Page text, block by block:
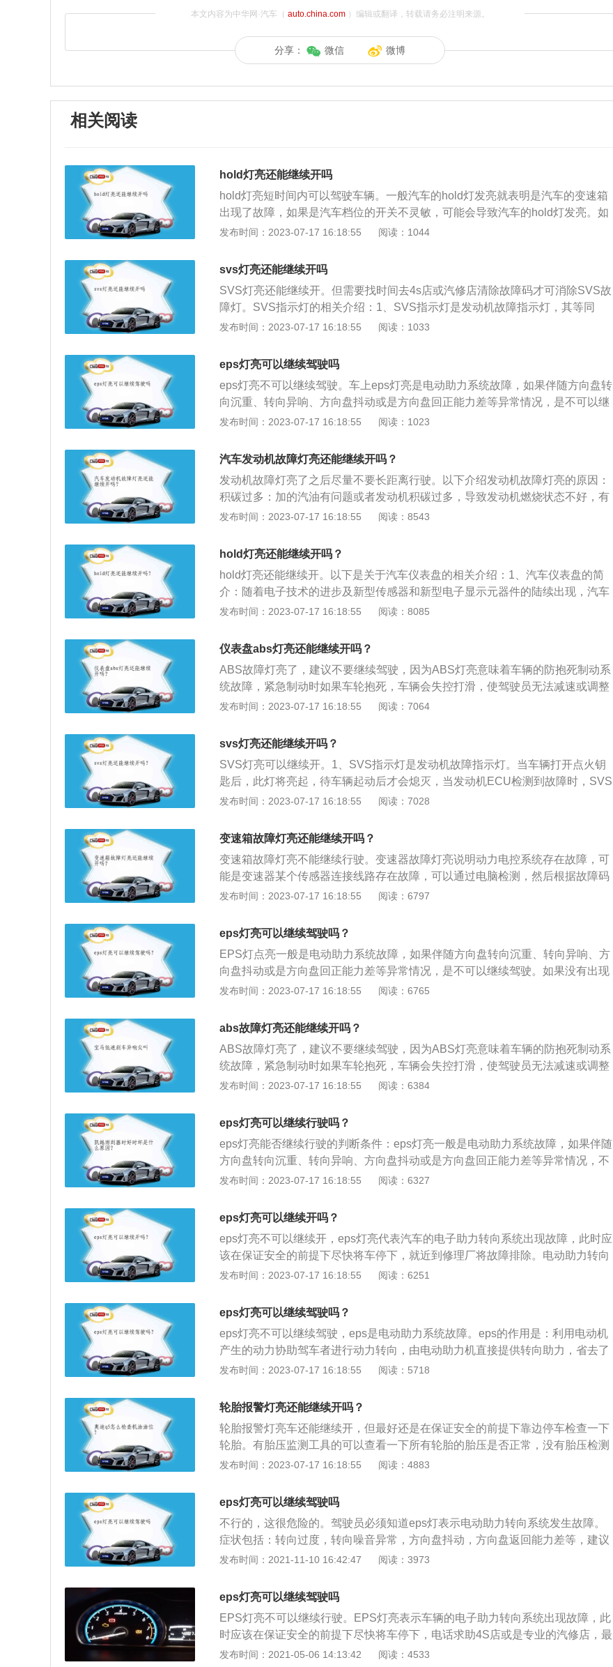
本文内容为中华网·汽车（ auto.china.com）编辑或翻译，转载请务必注明来源。
分享： 微信 微博
相关阅读
hold灯亮还能继续开吗
hold灯亮短时间内可以驾驶车辆。一般汽车的hold灯发亮就表明是汽车的变速箱
出现了故障，如果是汽车档位的开关不灵敏，可能会导致汽车的hold灯发亮。如
果是汽车内部的电磁阀出现损害，这个时候也可能导致汽车的hold灯亮起。汽车
仅如此，hold键还可以在汽车超速的时候起到强制降档的作用，从而保证车辆驾
续出现，汽车电子仪表已经被迅速采用。常见的有燃油指示灯、清洗液指示灯、
电子油门指示灯、前后雾灯指示灯及报警灯。汽车仪表盘的作用：汽车仪表盘显
示的作用是反映车辆各系统工作状况的一种装置，可以随时监控汽车状态，为驾
发布时间：2023-07-17 16:18:55 阅读：1044
svs灯亮还能继续开吗
SVS灯亮还能继续开。但需要找时间去4s店或汽修店清除故障码才可消除SVS故
障灯。SVS指示灯的相关介绍：1、SVS指示灯是发动机故障指示灯，其等同
于“发动机形状”的指示灯，当车辆打开点火钥匙后，此灯将亮起，待车辆起动后
亮起则说明车辆发动机有故障。2、SVS故障指示灯是电喷汽车ECU电脑或TCU
电脑检测出发动机或自动变速箱有问题时的故障灯。3、所以只要是电喷汽车都
有SVS故障指示灯，手动挡就是发动机故障指示灯，自动挡就是发动机和自动变
速箱故障指示灯。可以尽快去维修店进行检查。
发布时间：2023-07-17 16:18:55 阅读：1033
eps灯亮可以继续驾驶吗
eps灯亮不可以继续驾驶。车上eps灯亮是电动助力系统故障，如果伴随方向盘转
向沉重、转向异响、方向盘抖动或是方向盘回正能力差等异常情况，是不可以继
续驾驶的。如果没有出现类似异常情况，可以将车安全停下再重启发动机解决。
后将其转化为电压信号传送给行车电脑的控制单元，行车电脑再根据传感器传递
过来的电压信号来控制电动机，从而让电动机转动，为驾驶员提供辅助转向动
力。EPS的英文全称是ElectronicPowerSteering，也就是电子助力转向。它利用
电动机产生的动力协助驾车者进行动力转向。EPS的构成，不同的车尽管结构部
件不一样，但大体是雷同。一般是由转矩（转向）传感器、电子控制单元、电动
发布时间：2023-07-17 16:18:55 阅读：1023
汽车发动机故障灯亮还能继续开吗？
发动机故障灯亮了之后尽量不要长距离行驶。以下介绍发动机故障灯亮的原因：
积碳过多：加的汽油有问题或者发动机积碳过多，导致发动机燃烧状态不好，有
可能引起故障灯亮。一般这时要及时检查发动机，就近找车辆维修店进行维护保
灯，不会影响正常的行驶，只要开完之后，记得去检查发动机故障灯亮起的原因
发布时间：2023-07-17 16:18:55 阅读：8543
hold灯亮还能继续开吗？
hold灯亮还能继续开。以下是关于汽车仪表盘的相关介绍：1、汽车仪表盘的简
介：随着电子技术的进步及新型传感器和新型电子显示元器件的陆续出现，汽车
电子仪表已经被迅速采用。常见的有燃油指示灯、清洗液指示灯、电子油门指示
是反映车辆各系统工作状况的一种装置，可以随时监控汽车状态，为驾驶员提供
所需的汽车运行参数信息，是驾驶员与汽车进行信息交流的重要接口。
发布时间：2023-07-17 16:18:55 阅读：8085
仪表盘abs灯亮还能继续开吗？
ABS故障灯亮了，建议不要继续驾驶，因为ABS灯亮意味着车辆的防抱死制动系
统故障，紧急制动时如果车轮抱死，车辆会失控打滑，使驾驶员无法减速或调整
车辆行驶轨迹，安全隐患较大。ABS灯亮的状态有多种，不同状态的故障原因和
速传感器感应部分被泥土、泥浆等其它污染源覆盖，影响传感器感应相应的车速
作指令来调节制动。处理方案：清洁车速传感器上的脏物，调整好车速传感器与
信号齿圈的间隙，即可恢复正常。原因2：由于系统线路之间连接松懈，ABS继
电器接触不良等引起信号不良而使系统故障。处理方案：检查线路连接处，有松
因：当使用多种车辆电器，而电瓶电压下降低于10.5V，引擎转速上升，电压上
升，ABS指示灯熄灭；ABS的系统电源供应电压太低，如线头接触不足或搭铁不
良。处理方案：检查电瓶比重；检查充电系统；检查电源供应（如电压继电器或
灭。原因：ABS油压阀体搭铁线路接触不良；ABS油压阀体电线接头接触不良；
要时清洁接触面；检查插头是否间隙变大；更换ABS或ABS/ASR计算机。状态
4：ABS警告灯高速行驶亮起。原因：在高速⾏驶中，ABS计算机计算车速信号
出现后轮速度与前轮速度差别太大；轮胎规格不正确或钢圈规格不正确。处理方
案：参考车辆轮胎规格及钢圈规格，参考油箱盖旁的贴铁。状态5：ABS警告灯
引擎发动，踏下刹车踏板，用手指将刹车开关连杆往下推到底，再放松刹车踏
板，完成自我设定位置；更换刹车灯开关。
发布时间：2023-07-17 16:18:55 阅读：7064
svs灯亮还能继续开吗？
SVS灯亮可以继续开。1、SVS指示灯是发动机故障指示灯。当车辆打开点火钥
匙后，此灯将亮起，待车辆起动后才会熄灭，当发动机ECU检测到故障时，SVS
灯点亮，若此灯在车辆行驶过程中亮起则说明车辆发动机有故障；2、SVS故障
障灯；3、只要是电喷汽车都有SVS故障指示灯。手动挡就是发动机故障指示
灯，自动挡就是发动机和自动变速箱故障指示灯。
发布时间：2023-07-17 16:18:55 阅读：7028
变速箱故障灯亮还能继续开吗？
变速箱故障灯亮不能继续行驶。变速器故障灯亮说明动力电控系统存在故障，可
能是变速器某个传感器连接线路存在故障，可以通过电脑检测，然后根据故障码
能够检测出具体的故障。变速箱故障灯亮的解决方法如下：1、自动变速箱电子
（有的车型没有单独变速箱故障灯，变速箱出现故障会点亮发动机故障灯；更换
电子元件即可；2、自动变速箱车型机械故障：比如发动机空转、变速箱打滑离
合器烧毁加油不走等严重变速箱故障后，变速箱电脑会启用故障报警提醒、变速
箱故障灯点亮等情况；需前往维修厂进行检查处理；3、变速箱油温度过高造成
的变速箱故障灯亮：比如变速箱油加注过多，变速箱散热器内部或外部堵塞（这
温保护。更换变速箱油即可解决问题。
发布时间：2023-07-17 16:18:55 阅读：6797
eps灯亮可以继续驾驶吗？
EPS灯点亮一般是电动助力系统故障，如果伴随方向盘转向沉重、转向异响、方
向盘抖动或是方向盘回正能力差等异常情况，是不可以继续驾驶。如果没有出现
类似上述异常情况，可以将车安全停下再重启发动机试图解决。以下是EPS的介
矩的动力转向系统，与传统的液压助力转向系统HPS相比，EPS系统具有很多优
点。EPS主要由扭矩传感器、车速传感器、电动机、减速机构和电子控制单元
（ECU）等组成。2、EPS的工作原理是转矩传感器与转向轴连接在一起，当转
向轴转动时，转矩传感器开始工作，把输入轴和输出轴在扭杆作用下产生的相对
转动角位移变成电信号传给ECU，ECU根据车速传感器和转矩传感器的信号决定
很容易地实现在车速不同时提供电动机不同的助力效果，保证汽车在低速转向行
驶时轻便灵活，高速转向行驶时稳定可靠。
发布时间：2023-07-17 16:18:55 阅读：6765
abs故障灯亮还能继续开吗？
ABS故障灯亮了，建议不要继续驾驶，因为ABS灯亮意味着车辆的防抱死制动系
统故障，紧急制动时如果车轮抱死，车辆会失控打滑，使驾驶员无法减速或调整
车辆行驶轨迹，安全隐患较大。ABS灯亮的状态有多种，不同状态的故障原因和
速传感器感应部分被泥土、泥浆等其它污染源覆盖，影响传感器感应相应的车速
信号，使ABS电脑无法判别车速，不能断定车轮的滑移率，进而不能发出相应动
作指令来调节制动。处理方案：清洁车速传感器上的脏物，调整好车速传感器与
信号齿圈的间隙，即可恢复正常。原因2：由于系统线路之间连接松懈，ABS继
电器接触不良等引起信号不良而使系统故障。处理方案：检查线路连接处，有松
因：当使用多种车辆电器，而电瓶电压下降低于10.5V，引擎转速上升，电压上
升，ABS指示灯熄灭；ABS的系统电源供应电压太低，如线头接触不足或搭铁不
良。处理方案：检查电瓶比重；检查充电系统；检查电源供应（如电压继电器或
灭。原因：ABS油压阀体搭铁线路接触不良；ABS油压阀体电线接头接触不良；
要时清洁接触面；检查插头是否间隙变大；更换ABS或ABS/ASR计算机。状态
4：ABS警告灯高速行驶亮起。原因：在高速⾏驶中，ABS计算机计算车速信号
出现后轮速度与前轮速度差别太大；轮胎规格不正确或钢圈规格不正确。处理方
案：参考车辆轮胎规格及钢圈规格，参考油箱盖旁的贴铁。状态5：ABS警告灯
引擎发动，踏下刹车踏板，用手指将刹车开关连杆往下推到底，再放松刹车踏
板，完成自我设定位置；更换刹车灯开关。
发布时间：2023-07-17 16:18:55 阅读：6384
eps灯亮可以继续行驶吗？
eps灯亮能否继续行驶的判断条件：eps灯亮一般是电动助力系统故障，如果伴随
方向盘转向沉重、转向异响、方向盘抖动或是方向盘回正能力差等异常情况，不
可以继续驾驶；如果情况不是非常严重，可以平稳驾驶前往汽修店进行维修，但
转向系统，电子助力转向系统的作用是协助驾驶员进行转向操作。根据方向盘上
的转向扭矩信号以及行驶车速信号，通过电子控制装置控制电机产生合适大小、
方向的辅助力。
发布时间：2023-07-17 16:18:55 阅读：6327
eps灯亮可以继续开吗？
eps灯亮不可以继续开，eps灯亮代表汽车的电子助力转向系统出现故障，此时应
该在保证安全的前提下尽快将车停下，就近到修理厂将故障排除。电动助力转向
系统没有液压助力系统的液压泵、液压管路和转向管柱阀体结构，直接通过减速
理是：车辆启动后系统开始工作，当车速小于一定速度时，信号输送到控制模
块，控制模块依据转向盘的扭矩、转动方向和车速数据向伺服电机发出控制指
令，使伺服电机输出相应大小及方向的扭矩以产生助动力，当不转向时，电控单
元不向伺服电机发送扭矩信号，伺服电机的电流趋向于零。
发布时间：2023-07-17 16:18:55 阅读：6251
eps灯亮可以继续驾驶吗？
eps灯亮不可以继续驾驶，eps是电动助力系统故障。eps的作用是：利用电动机
产生的动力协助驾车者进行动力转向，由电动助力机直接提供转向助力，省去了
液压动力转向系统所必需的动力转向油泵、软管、液压油、传送带和装于发动机
转向柱上的扭矩传感器不断的测量转矩、转角信号、该信号与车速同时输入电子
控制单元ecu，经过ecu计算处理后，控制电击输出相应大小和方向的转矩信号，
电动机的主力转矩通过减速器减速增矩后加到转向系统，以实现车的助力转向作
用。
发布时间：2023-07-17 16:18:55 阅读：5718
轮胎报警灯亮还能继续开吗？
轮胎报警灯亮车还能继续开，但最好还是在保证安全的前提下靠边停车检查一下
轮胎。有胎压监测工具的可以查看一下所有轮胎的胎压是否正常，没有胎压检测
器的可以下车检查。轮胎在很大程度上影响着行车安全，高速行驶中如果突然爆
号，当轮胎内的胎压发生变化时，胎压报警灯就会点亮。轮胎的正常胎压一般在
230到250kPa之间，具体的胎压标准可查看使用手册。轮胎需要正确的气压值才
能有效工作，胎压过低过高都不好。
发布时间：2023-07-17 16:18:55 阅读：4883
eps灯亮可以继续驾驶吗
不行的，这很危险的。驾驶员必须知道eps灯表示电动助力转向系统发生故障。
症状包括：转向过度，转向噪音异常，方向盘抖动，方向盘返回能力差等，建议
及时到汽车修理厂进行维修护理。当“eps”灯点亮时，通常是电力辅助系统的故
弱，则无法继续驾驶。如果没有类似上述的异常情况，则可以安全地停下汽车，
然后重新启动引擎，以解决问题。重新启动发动机后，如果指示灯仍然亮着，则
表示电力辅助系统有故障，需要尽快进行检修。如果出现转向严重，转向噪声异
常，方向盘抖动，方向盘返回能力差等症状，则必须立即进行修理以使其正常行
驶。如果情况不是很严重，车主可以平稳地开车到汽车修理厂进行维修，但要避
发布时间：2021-11-10 16:42:47 阅读：3973
eps灯亮可以继续驾驶吗
EPS灯亮不可以继续行驶。EPS灯亮表示车辆的电子助力转向系统出现故障，此
时应该在保证安全的前提下尽快将车停下，电话求助4S店或是专业的汽修店，最
好是让拖车拖走。EPS灯亮，一般会伴有以下症状：方向盘转向沉重、方向盘回
发布时间：2021-05-06 14:13:42 阅读：4533